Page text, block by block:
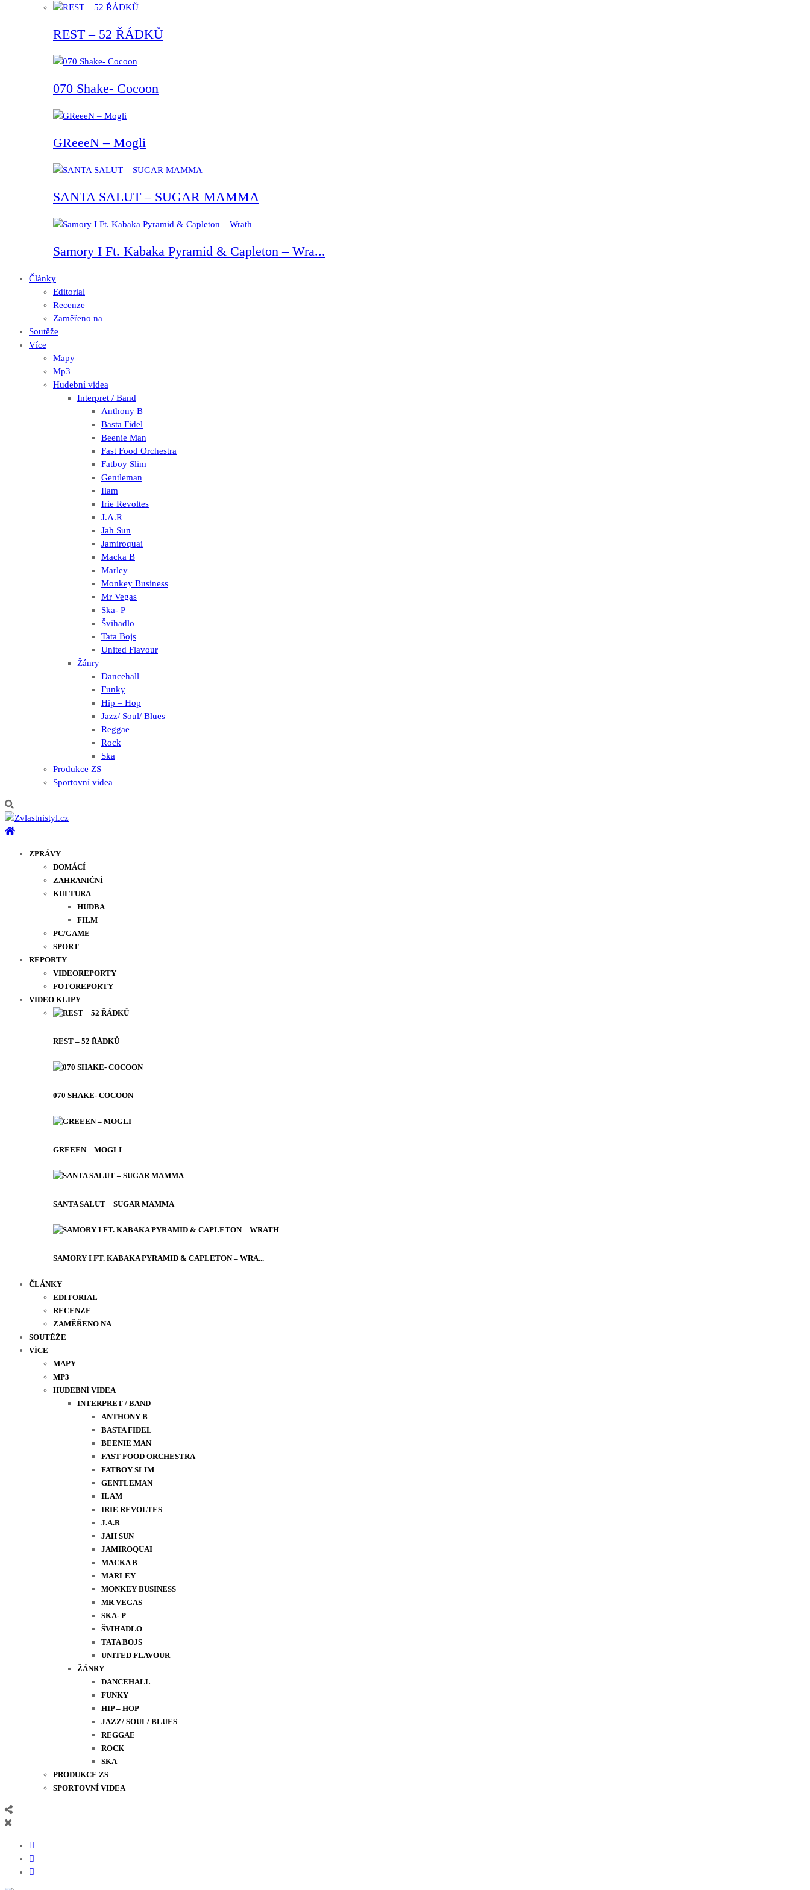
REST – 52 ŘÁDKŮ
070 Shake- Cocoon
GReeeN – Mogli
SANTA SALUT – SUGAR MAMMA
Samory I Ft. Kabaka Pyramid & Capleton – Wra...
Články
Editorial
Recenze
Zaměřeno na
Soutěže
Více
Mapy
Mp3
Hudební videa
Interpret / Band
Anthony B
Basta Fidel
Beenie Man
Fast Food Orchestra
Fatboy Slim
Gentleman
Ilam
Irie Revoltes
J.A.R
Jah Sun
Jamiroquai
Macka B
Marley
Monkey Business
Mr Vegas
Ska- P
Švihadlo
Tata Bojs
United Flavour
Žánry
Dancehall
Funky
Hip – Hop
Jazz/ Soul/ Blues
Reggae
Rock
Ska
Produkce ZS
Sportovní videa
ZPRÁVY
DOMÁCÍ
ZAHRANIČNÍ
KULTURA
HUDBA
FILM
PC/GAME
SPORT
REPORTY
VIDEOREPORTY
FOTOREPORTY
VIDEO KLIPY
REST – 52 ŘÁDKŮ
070 SHAKE- COCOON
GREEEN – MOGLI
SANTA SALUT – SUGAR MAMMA
SAMORY I FT. KABAKA PYRAMID & CAPLETON – WRA...
ČLÁNKY
EDITORIAL
RECENZE
ZAMĚŘENO NA
SOUTĚŽE
VÍCE
MAPY
MP3
HUDEBNÍ VIDEA
INTERPRET / BAND
ANTHONY B
BASTA FIDEL
BEENIE MAN
FAST FOOD ORCHESTRA
FATBOY SLIM
GENTLEMAN
ILAM
IRIE REVOLTES
J.A.R
JAH SUN
JAMIROQUAI
MACKA B
MARLEY
MONKEY BUSINESS
MR VEGAS
SKA- P
ŠVIHADLO
TATA BOJS
UNITED FLAVOUR
ŽÁNRY
DANCEHALL
FUNKY
HIP – HOP
JAZZ/ SOUL/ BLUES
REGGAE
ROCK
SKA
PRODUKCE ZS
SPORTOVNÍ VIDEA